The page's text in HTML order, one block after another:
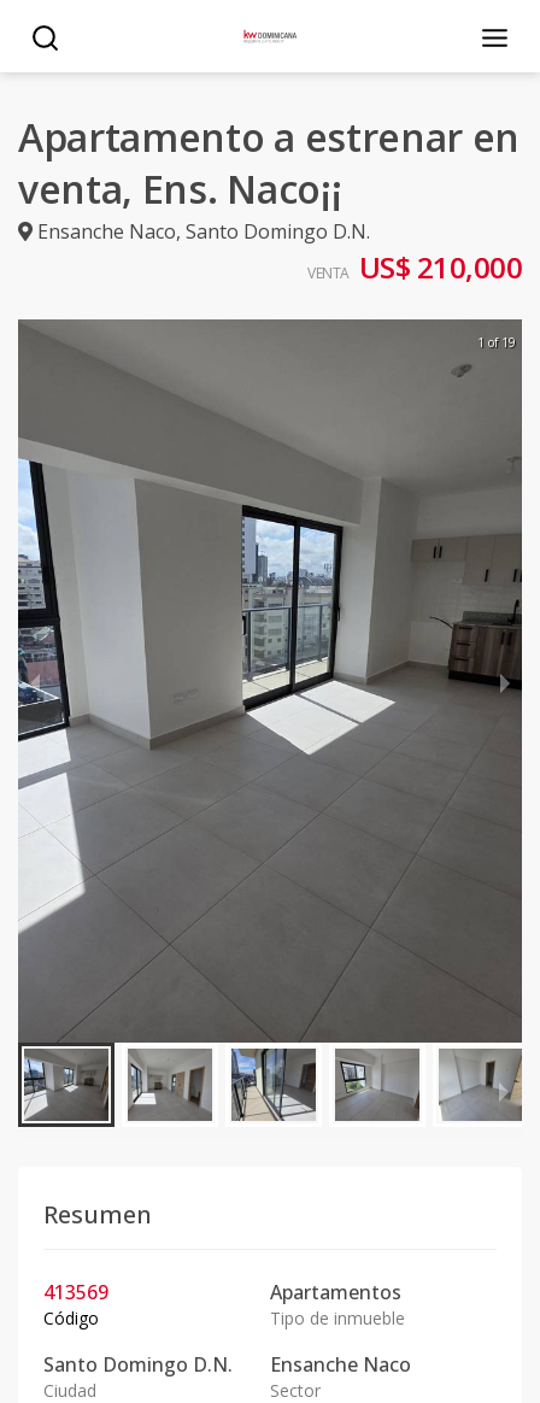
Apartamento a estrenar en
venta, Ens. Naco¡¡
Ensanche Naco, Santo Domingo D.N.
VENTA US$ 210,000
1 of 19
Resumen
413569
Código
Apartamentos
Tipo de inmueble
Santo Domingo D.N.
Ciudad
Ensanche Naco
Sector